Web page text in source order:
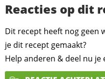
Reacties op dit
Dit recept heeft nog geen
je dit recept gemaakt?
Help anderen & deel nu